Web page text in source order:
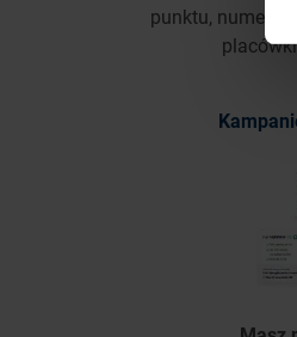
punktu, numeru